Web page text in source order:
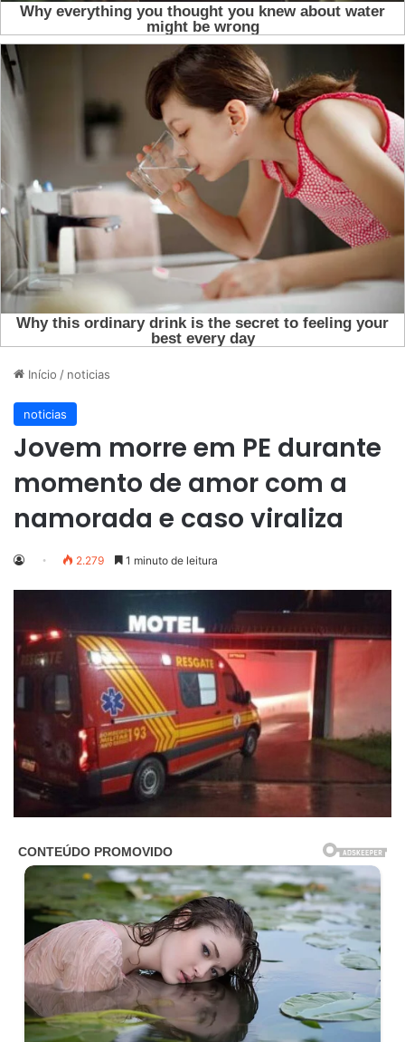
Início / noticias
noticias
Jovem morre em PE durante
momento de amor com a
namorada e caso viraliza
2.279 1 minuto de leitura